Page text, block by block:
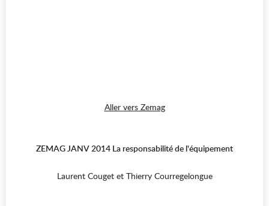
Aller vers Zemag
ZEMAG JANV 2014 La responsabilité de l'équipement
Laurent Couget et Thierry Courregelongue